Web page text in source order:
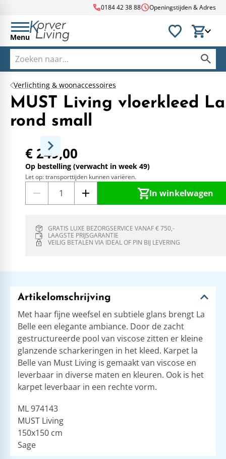
call0184 42 38 88scheduleOpeningstijden & Adres
Menu
Verlichting & woonaccessoires
MUST Living vloerkleed
rond small
€ 249,00
Op bestelling (verwacht in week 49)
Let op: transporttijden kunnen variëren.
In winkelwagen
GRATIS LUXE BEZORGSERVICE VANAF € 750,-
LAAGSTE PRIJSGARANTIE
VEILIG BETALEN VIA IDEAL OF PIN BIJ LEVERING
Artikelomschrijving
Met haar fijne weefsel en subtiele glans brengt La
Belle een elegante ambiance. Door de zacht
gestructureerde pool van viscose zitten er kleine
glanzende scharkeringen in het kleed. Karpet la
Belle van Must Living is gemaakt van viscose en
leverbaar in diverse maten en kleuren. Ook is het
karpet leverbaar in een rechte vorm.
ML 974143
MUST Living
150x150 cm
Sage